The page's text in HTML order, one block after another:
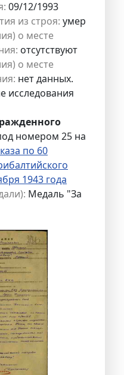
09/12/1993
из строя: умер
о месте
отсутствуют
о месте
нет данных.
исследования
номером 25 на
по 60
1943 года
Медаль "За